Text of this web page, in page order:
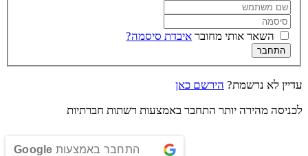
השאר אותי מחובר איבדת סיסמה?
התחבר
עדיין לא נרשמת? הירשם כאן
לכניסה מהירה יותר התחבר באמצעות רשתות חברתיות
התחבר באמצעות Google